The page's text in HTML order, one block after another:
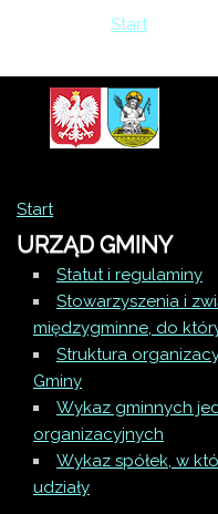
Start
Start
URZĄD GMINY
Statut i regulaminy
Stowarzyszenia i
międzygminne, do
Struktura
Gminy
Wykaz gminnych
organizacyjnych
Wykaz spółek, w
udziały